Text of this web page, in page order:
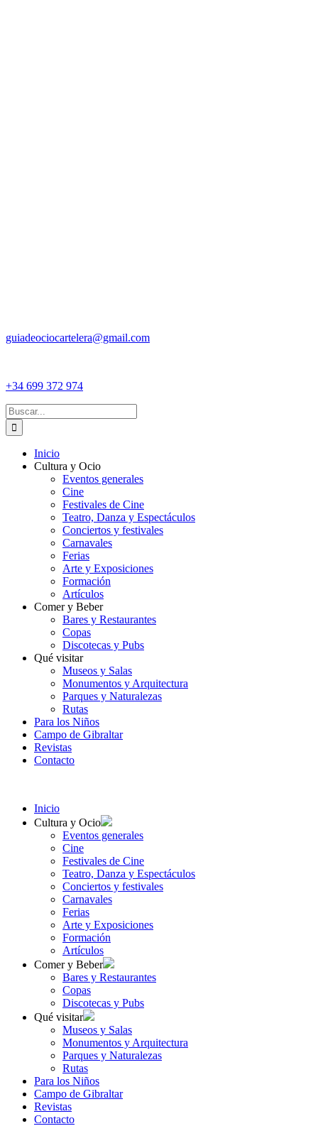
guiadeociocartelera@gmail.com
+34 699 372 974
Buscar:
Inicio
Cultura y Ocio
Eventos generales
Cine
Festivales de Cine
Teatro, Danza y Espectáculos
Conciertos y festivales
Carnavales
Ferias
Arte y Exposiciones
Formación
Artículos
Comer y Beber
Bares y Restaurantes
Copas
Discotecas y Pubs
Qué visitar
Museos y Salas
Monumentos y Arquitectura
Parques y Naturalezas
Rutas
Para los Niños
Campo de Gibraltar
Revistas
Contacto
Inicio
Cultura y Ocio
Eventos generales
Cine
Festivales de Cine
Teatro, Danza y Espectáculos
Conciertos y festivales
Carnavales
Ferias
Arte y Exposiciones
Formación
Artículos
Comer y Beber
Bares y Restaurantes
Copas
Discotecas y Pubs
Qué visitar
Museos y Salas
Monumentos y Arquitectura
Parques y Naturalezas
Rutas
Para los Niños
Campo de Gibraltar
Revistas
Contacto